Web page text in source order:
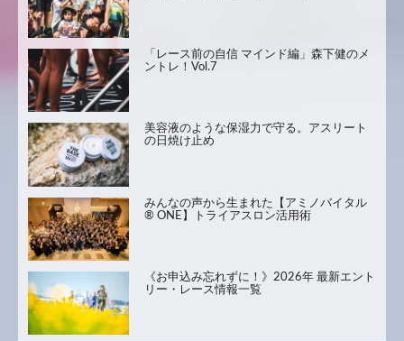
「レース前の自信 マインド編」森下健のメ
ントレ！Vol.7
美容液のような保湿力で守る。アスリート
の日焼け止め
みんなの声から生まれた【アミノバイタル
® ONE】トライアスロン活用術
《お申込み忘れずに！》2026年 最新エント
リー・レース情報一覧